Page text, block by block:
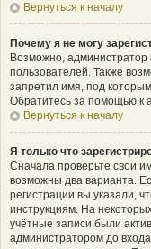
Вернуться к началу
Почему я не могу
Возможно,
пользователей. Также
запретил имя, под
Обратитесь за помощью к
Вернуться к началу
Я только что
Сначала проверьте свои
возможны два варианта.
регистрации вы указали,
инструкциям. На
учётные записи были
администратором до